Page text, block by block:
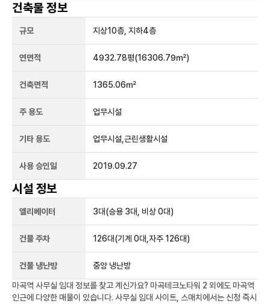
건축물 정보
규모 지상10층, 지하4층
연면적 4932.78평(16306.79㎡)
건축면적 1365.06㎡
주 용도 업무시설
기타 용도 업무시설,근린생활시설
사용 승인일 2019.09.27
시설 정보
엘리베이터 3대(승용 3대, 비상 0대)
건물 주차 126대(기계 0대,자주 126대)
건물 냉난방 중앙 냉난방
마곡역 사무실 임대 정보를 찾고 계신가요? 마곡테크노타워 2 외에도 마곡역
인근에 다양한 매물이 있습니다. 사무실 임대 사이트, 스매치에서는 신청 즉시